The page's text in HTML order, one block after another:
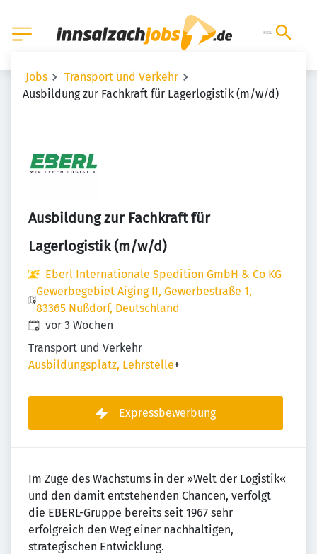
Jobs
Transport und Verkehr
Ausbildung zur Fachkraft für Lagerlogistik (m/w/d)
Ausbildung zur Fachkraft für
Lagerlogistik (m/w/d)
Eberl Internationale Spedition GmbH & Co KG
Gewerbegebiet Aiging II, Gewerbestraße 1,
83365 Nußdorf, Deutschland
Veröffentlicht:
vor 3 Wochen
Transport und Verkehr
Ausbildungsplatz, Lehrstelle+
Expressbewerbung
Im Zuge des Wachstums in der »Welt der Logistik«
und den damit entstehenden Chancen, verfolgt
die EBERL-Gruppe bereits seit 1967 sehr
erfolgreich den Weg einer nachhaltigen,
strategischen Entwicklung.